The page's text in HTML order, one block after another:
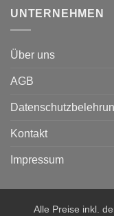
UNTERNEHMEN
Über uns
AGB
Kontakt
Impressum
Alle Preise inkl.